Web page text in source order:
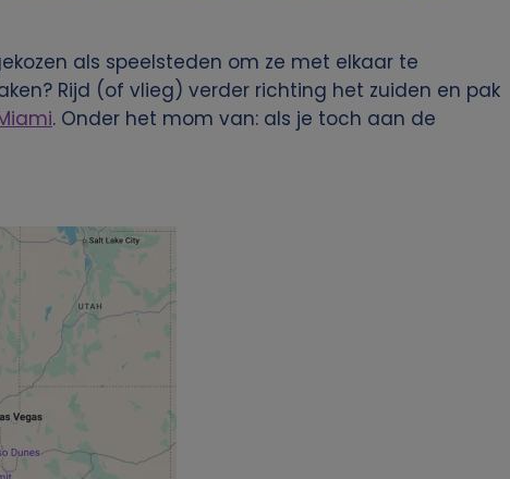
als speelsteden om ze met elkaar te
Rijd (of vlieg) verder richting het zuiden en pak
. Onder het mom van: als je toch aan de